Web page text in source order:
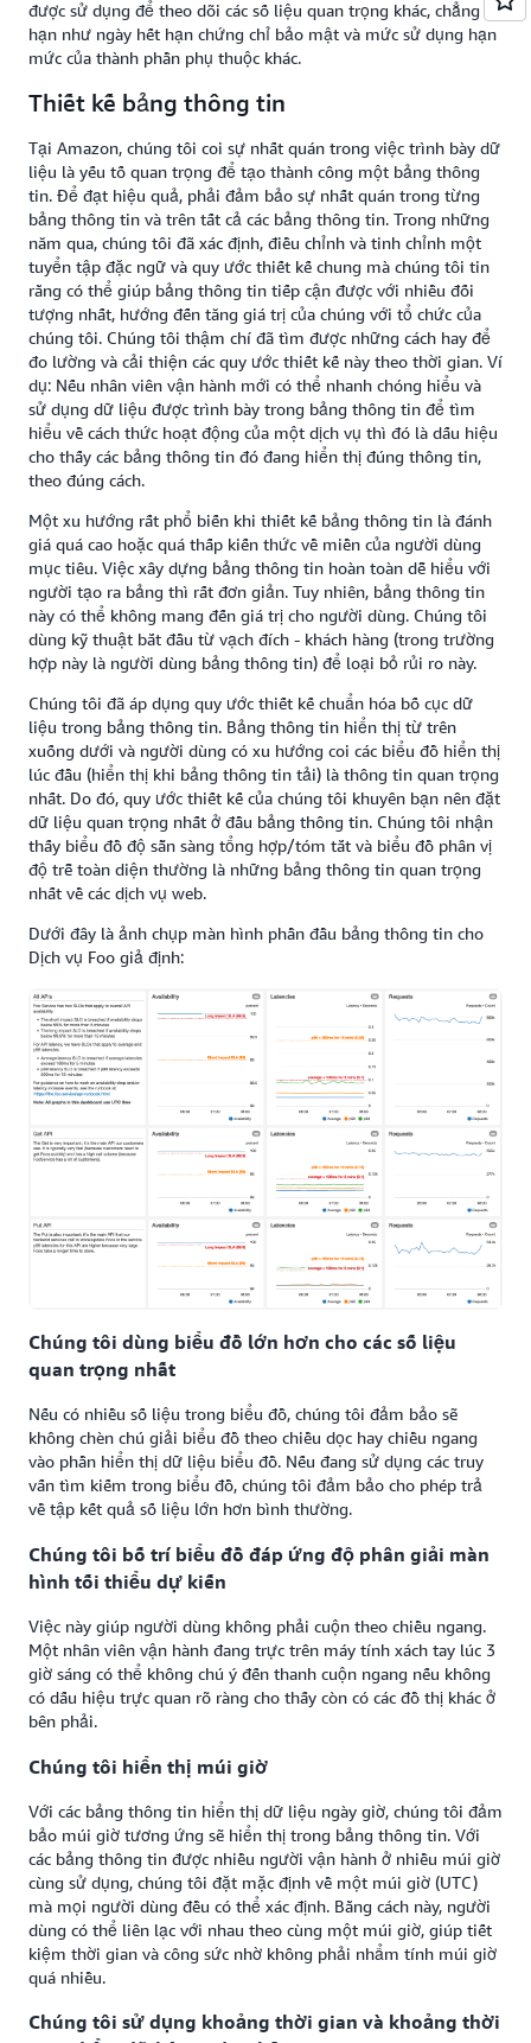
được sử dụng để theo dõi các số liệu quan trọng khác, chẳng
hạn như ngày hết hạn chứng chỉ bảo mật và mức sử dụng hạn
mức của thành phần phụ thuộc khác.
Thiết kế bảng thông tin
Tại Amazon, chúng tôi coi sự nhất quán trong việc trình bày dữ
liệu là yếu tố quan trọng để tạo thành công một bảng thông
tin. Để đạt hiệu quả, phải đảm bảo sự nhất quán trong từng
bảng thông tin và trên tất cả các bảng thông tin. Trong những
năm qua, chúng tôi đã xác định, điều chỉnh và tinh chỉnh một
tuyển tập đặc ngữ và quy ước thiết kế chung mà chúng tôi tin
rằng có thể giúp bảng thông tin tiếp cận được với nhiều đối
tượng nhất, hướng đến tăng giá trị của chúng với tổ chức của
chúng tôi. Chúng tôi thậm chí đã tìm được những cách hay để
đo lường và cải thiện các quy ước thiết kế này theo thời gian. Ví
dụ: Nếu nhân viên vận hành mới có thể nhanh chóng hiểu và
sử dụng dữ liệu được trình bày trong bảng thông tin để tìm
hiểu về cách thức hoạt động của một dịch vụ thì đó là dấu hiệu
cho thấy các bảng thông tin đó đang hiển thị đúng thông tin,
theo đúng cách.
Một xu hướng rất phổ biến khi thiết kế bảng thông tin là đánh
giá quá cao hoặc quá thấp kiến thức về miền của người dùng
mục tiêu. Việc xây dựng bảng thông tin hoàn toàn dễ hiểu với
người tạo ra bảng thì rất đơn giản. Tuy nhiên, bảng thông tin
này có thể không mang đến giá trị cho người dùng. Chúng tôi
dùng kỹ thuật bắt đầu từ vạch đích - khách hàng (trong trường
hợp này là người dùng bảng thông tin) để loại bỏ rủi ro này.
Chúng tôi đã áp dụng quy ước thiết kế chuẩn hóa bố cục dữ
liệu trong bảng thông tin. Bảng thông tin hiển thị từ trên
xuống dưới và người dùng có xu hướng coi các biểu đồ hiển thị
lúc đầu (hiển thị khi bảng thông tin tải) là thông tin quan trọng
nhất. Do đó, quy ước thiết kế của chúng tôi khuyên bạn nên đặt
dữ liệu quan trọng nhất ở đầu bảng thông tin. Chúng tôi nhận
thấy biểu đồ độ sẵn sàng tổng hợp/tóm tắt và biểu đồ phân vị
độ trễ toàn diện thường là những bảng thông tin quan trọng
nhất về các dịch vụ web.
Dưới đây là ảnh chụp màn hình phần đầu bảng thông tin cho
Dịch vụ Foo giả định:
Chúng tôi dùng biểu đồ lớn hơn cho các số liệu
quan trọng nhất
Nếu có nhiều số liệu trong biểu đồ, chúng tôi đảm bảo sẽ
không chèn chú giải biểu đồ theo chiều dọc hay chiều ngang
vào phần hiển thị dữ liệu biểu đồ. Nếu đang sử dụng các truy
vấn tìm kiếm trong biểu đồ, chúng tôi đảm bảo cho phép trả
về tập kết quả số liệu lớn hơn bình thường.
Chúng tôi bố trí biểu đồ đáp ứng độ phân giải màn
hình tối thiểu dự kiến
Việc này giúp người dùng không phải cuộn theo chiều ngang.
Một nhân viên vận hành đang trực trên máy tính xách tay lúc 3
giờ sáng có thể không chú ý đến thanh cuộn ngang nếu không
có dấu hiệu trực quan rõ ràng cho thấy còn có các đồ thị khác ở
bên phải.
Chúng tôi hiển thị múi giờ
Với các bảng thông tin hiển thị dữ liệu ngày giờ, chúng tôi đảm
bảo múi giờ tương ứng sẽ hiển thị trong bảng thông tin. Với
các bảng thông tin được nhiều người vận hành ở nhiều múi giờ
cùng sử dụng, chúng tôi đặt mặc định về một múi giờ (UTC)
mà mọi người dùng đều có thể xác định. Bằng cách này, người
dùng có thể liên lạc với nhau theo cùng một múi giờ, giúp tiết
kiệm thời gian và công sức nhờ không phải nhẩm tính múi giờ
quá nhiều.
Chúng tôi sử dụng khoảng thời gian và khoảng thời